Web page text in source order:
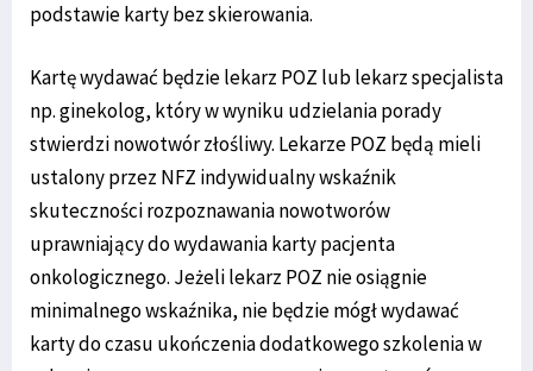
podstawie karty bez skierowania.
Kartę wydawać będzie lekarz POZ lub lekarz specjalista
np. ginekolog, który w wyniku udzielania porady
stwierdzi nowotwór złośliwy. Lekarze POZ będą mieli
ustalony przez NFZ indywidualny wskaźnik
skuteczności rozpoznawania nowotworów
uprawniający do wydawania karty pacjenta
onkologicznego. Jeżeli lekarz POZ nie osiągnie
minimalnego wskaźnika, nie będzie mógł wydawać
karty do czasu ukończenia dodatkowego szkolenia w